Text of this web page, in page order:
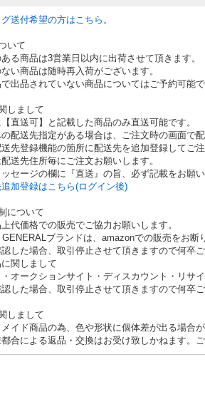
送付希望の方はこちら。
いて
る商品は3営業日以内に出荷させて頂きます。
い商品は随時再入荷がございます。
出品されていない商品についてはご予約可能
しまして
直送可】と記載した商品のみ直送可能です。
配送先指定がある場合は、ご注文時の画面で配
先登録機能の箇所に配送先を追加登録してご注
送先住所毎にご注文お願いします。
セージの欄に『直送』の旨、必ず記載をお願い
加登録はこちら(ログイン後)
について
代価格での販売でご協力お願いします。
ブランドは、amazonでの販売をお断
した場合、取引停止させて頂きますので何卒
関しまして
・オークションサイト・ディスカウント・リサ
した場合、取引停止させて頂きますので何卒
しまして
イド商品の為、色や形状に個体差が出る場合が
合による返品・交換はお受け致しかねます。ご